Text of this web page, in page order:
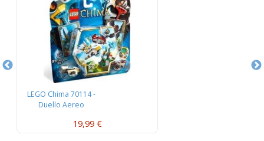
LEGO Chima 70114 -
Duello Aereo
19,99 €